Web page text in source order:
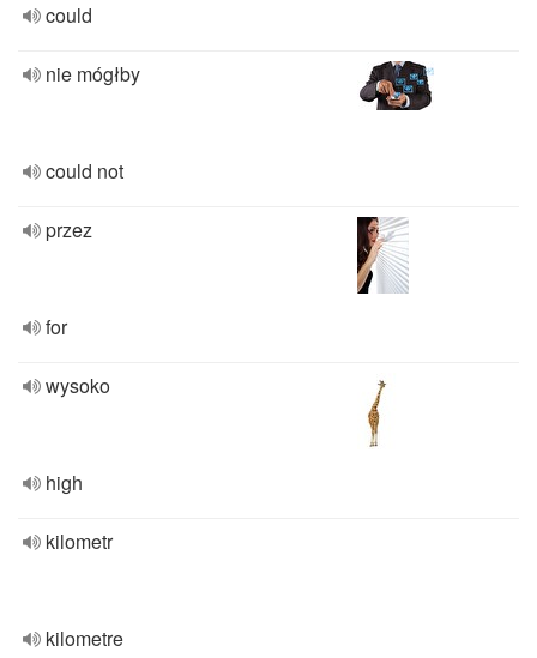
could
nie mógłby
could not
przez
for
wysoko
high
kilometr
kilometre